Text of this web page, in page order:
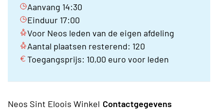
Aanvang 14:30
Einduur 17:00
Voor Neos leden van de eigen afdeling
Aantal plaatsen resterend: 120
Toegangsprijs: 10,00 euro voor leden
Neos Sint Eloois Winkel Contactgegevens